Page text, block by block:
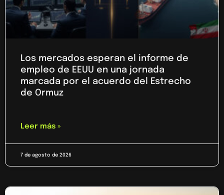
Los mercados esperan el informe de
empleo de EEUU en una jornada
marcada por el acuerdo del Estrecho
de Ormuz
Leer más »
7 de agosto de 2026